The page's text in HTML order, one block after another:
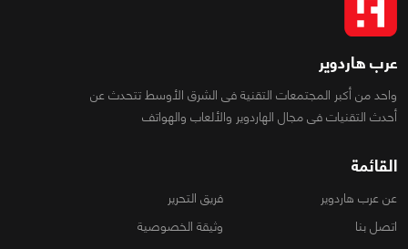
عرب هاردوير
واحد من أكبر المجتمعات التقنية فى الشرق الأوسط تتحدث عن
أحدث التقنيات فى مجال الهاردوير والألعاب والهواتف
القائمة
عن عرب هاردوير
فريق التحرير
اتصل بنا
وثيقة الخصوصية